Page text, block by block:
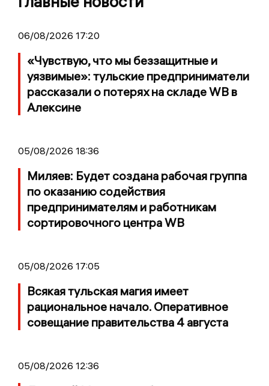
06/08/2026 17:20
«Чувствую, что мы беззащитные и
уязвимые»: тульские предприниматели
рассказали о потерях на складе WB в
Алексине
05/08/2026 18:36
Миляев: Будет создана рабочая группа
по оказанию содействия
предпринимателям и работникам
сортировочного центра WB
05/08/2026 17:05
Всякая тульская магия имеет
рациональное начало. Оперативное
совещание правительства 4 августа
05/08/2026 12:36